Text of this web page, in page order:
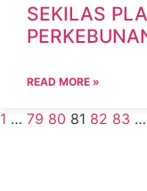
SEKILAS
READ MORE »
1 … 79 80 81 82 83 …